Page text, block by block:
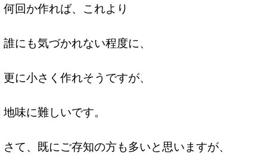
何回か作れば、これより
誰にも気づかれない程度に、
更に小さく作れそうですが、
地味に難しいです。
さて、既にご存知の方も多いと思いますが、